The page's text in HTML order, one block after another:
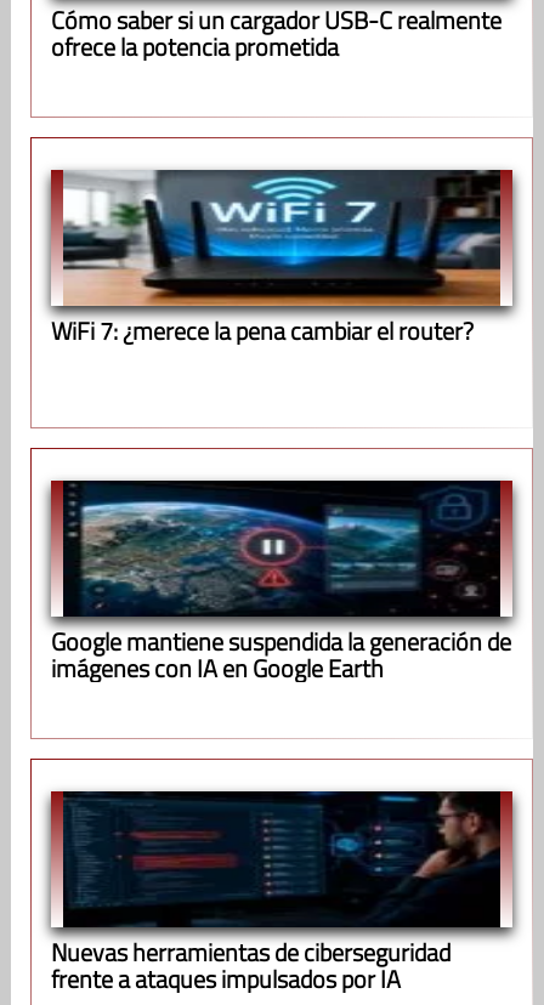
Cómo saber si un cargador USB-C realmente
ofrece la potencia prometida
WiFi 7: ¿merece la pena cambiar el router?
Google mantiene suspendida la generación de
imágenes con IA en Google Earth
Nuevas herramientas de ciberseguridad
frente a ataques impulsados por IA